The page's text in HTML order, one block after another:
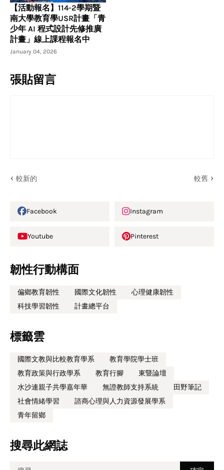
【活動報名】114-2學期暨
南大學教育學USR計畫「青
少年 AI 程式設計先修推廣
計畫」線上課程報名中
January 04, 2026
張貼留言
較新的 較舊
Facebook Instagram
Youtube Pinterest
韌性行動構面
偏鄉教育韌性 國際文化韌性
心理健康韌性
科技學習韌性
計畫總平台
標籤雲
國際文教與比較教育學系
教育學院學士班
教育政策與行政學系
教育行腳
東暨論壇
水沙連親子共學嘉年華
無證教師支持系統
田野筆記
社會情緒學習
諮商心理與人力資源發展學系
青年留鄉
搜尋此網誌